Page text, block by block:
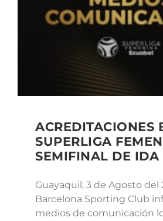
ACREDITACIONES
SUPERLIGA
SEMIFINAL DE IDA
Guayaquil, 3 de Agosto del
Barcelona Sporting Club
medios de comunicación